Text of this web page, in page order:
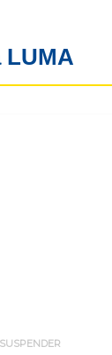
LUMA
SUSPENDER